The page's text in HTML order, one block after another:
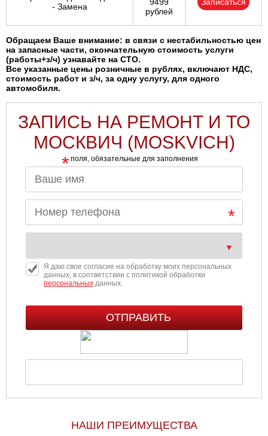
- Замена
9499
рублей
Записаться
Обращаем Ваше внимание: в связи с нестабильностью цен
на запасные части, окончательную стоимость услуги
(работы+з/ч) узнавайте на СТО.
Все указанные цены розничные в рублях, включают НДС,
стоимость работ и з/ч, за одну услугу, для одного
автомобиля.
ЗАПИСЬ НА РЕМОНТ И ТО
МОСКВИЧ (MOSKVICH)
* поля, обязательные для заполнения
Я даю свое согласие на обработку моих персональных
данных, в соответствии с политикой обработки
персональныхданных.
НАШИ ПРЕИМУЩЕСТВА